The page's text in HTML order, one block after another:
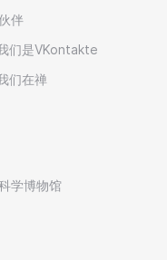
伴
们是VKontakte
们在禅
学博物馆